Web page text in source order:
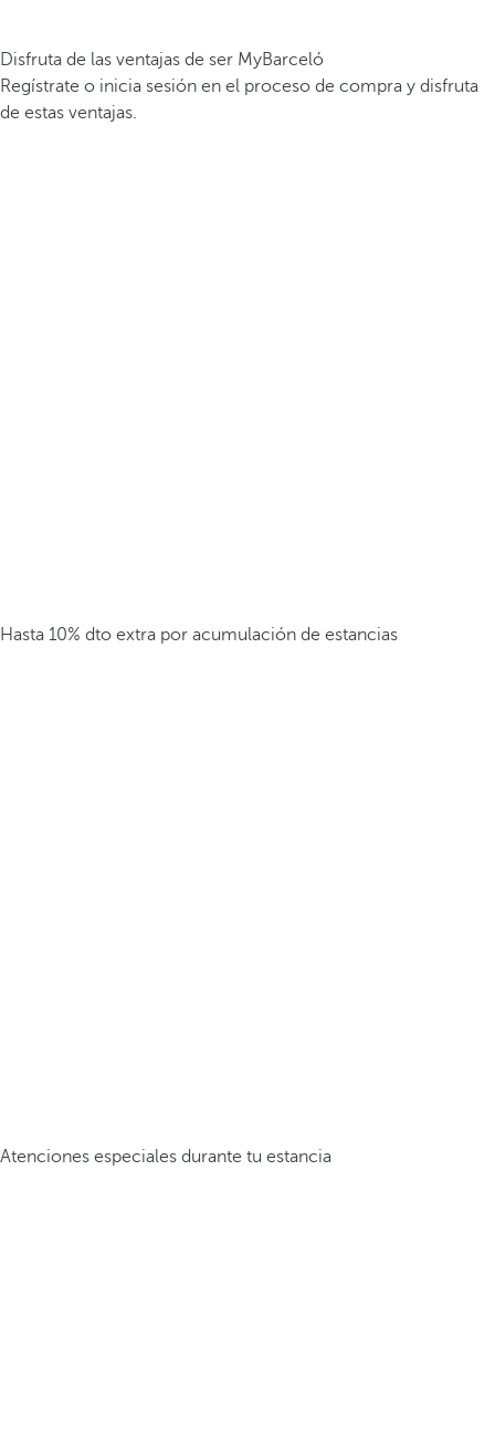
Disfruta de las ventajas de ser MyBarceló
Regístrate o inicia sesión en el proceso de compra y disfruta
de estas ventajas.
Hasta 10% dto extra por acumulación de estancias
Atenciones especiales durante tu estancia